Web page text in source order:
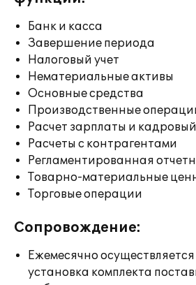
Банк и касса
Завершение периода
Налоговый учет
Нематериальные активы
Основные средства
Производственные
Расчет зарплаты и кадровый
Расчеты с контрагентами
Регламентированная
Товарно-материальные
Торговые операции
Сопровождение:
Ежемесячно
установка комплекта